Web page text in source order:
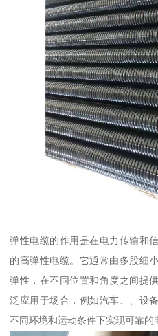
弹性电缆的作用是在电力传输和
的高弹性电缆。它通常由多股细
弹性，在不同位置和角度之间提
泛应用于场合，例如汽车、、设
不同环境和运动条件下实现可靠的